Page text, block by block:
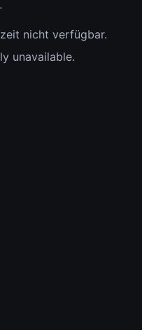
nicht verfügbar.
unavailable.